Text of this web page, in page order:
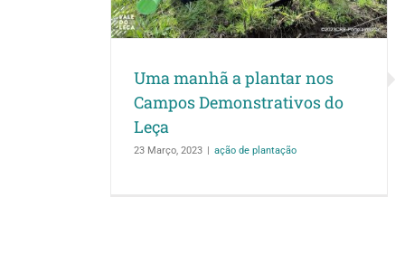
Uma manhã a plantar nos
Campos Demonstrativos do
Leça
23 Março, 2023 | ação de plantação